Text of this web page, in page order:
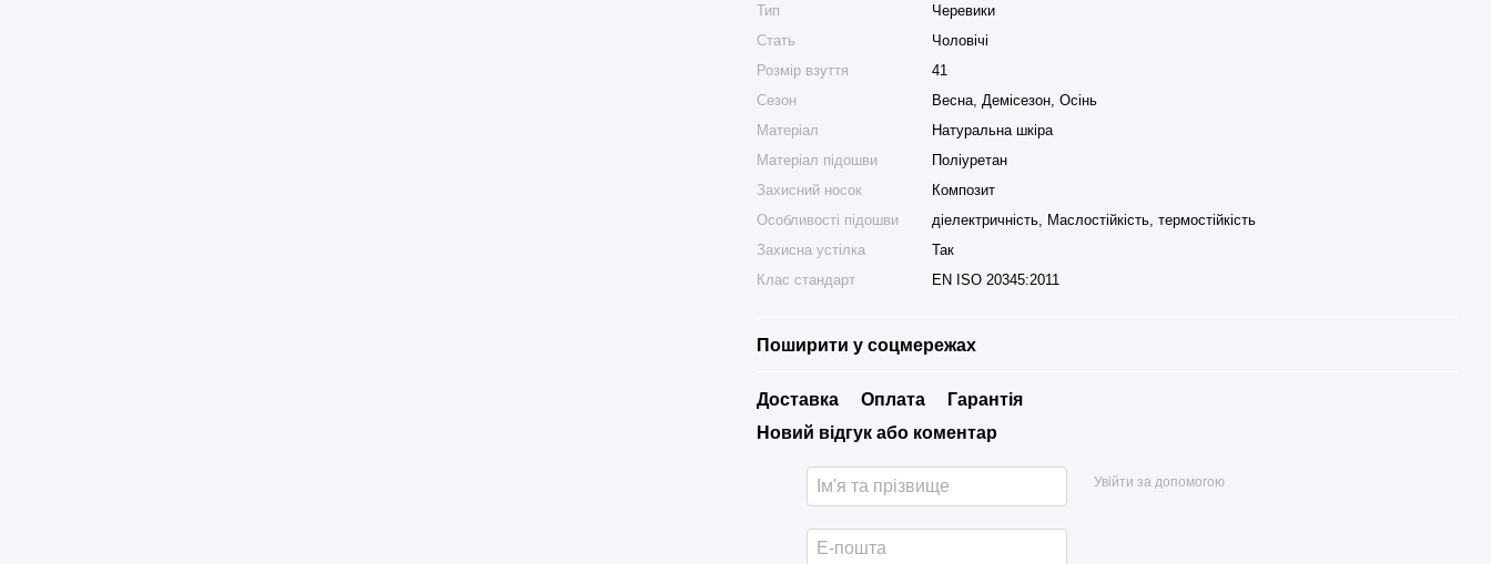
Тип
Черевики
Стать
Чоловічі
Розмір взуття
41
Сезон
Весна, Демісезон, Осінь
Матеріал
Натуральна шкіра
Матеріал підошви
Поліуретан
Захисний носок
Композит
Особливості підошви
діелектричність, Маслостійкість, термостійкість
Захисна устілка
Так
Клас стандарт
EN ISO 20345:2011
Поширити у соцмережах
Доставка Оплата
Гарантія
Новий відгук або коментар
Увійти за допомогою